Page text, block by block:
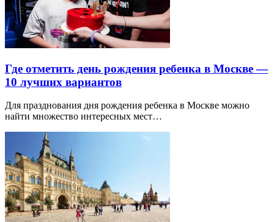
Где отметить день рождения ребенка в Москве —
10 лучших вариантов
Для празднования дня рождения ребенка в Москве можно
найти множество интересных мест…